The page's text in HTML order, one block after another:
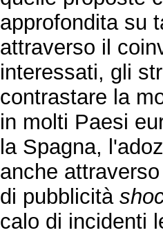
approfondita su
attraverso il
interessati, gli
contrastare la
in molti Paesi
la Spagna,
anche
di pubblicità
calo di incidenti